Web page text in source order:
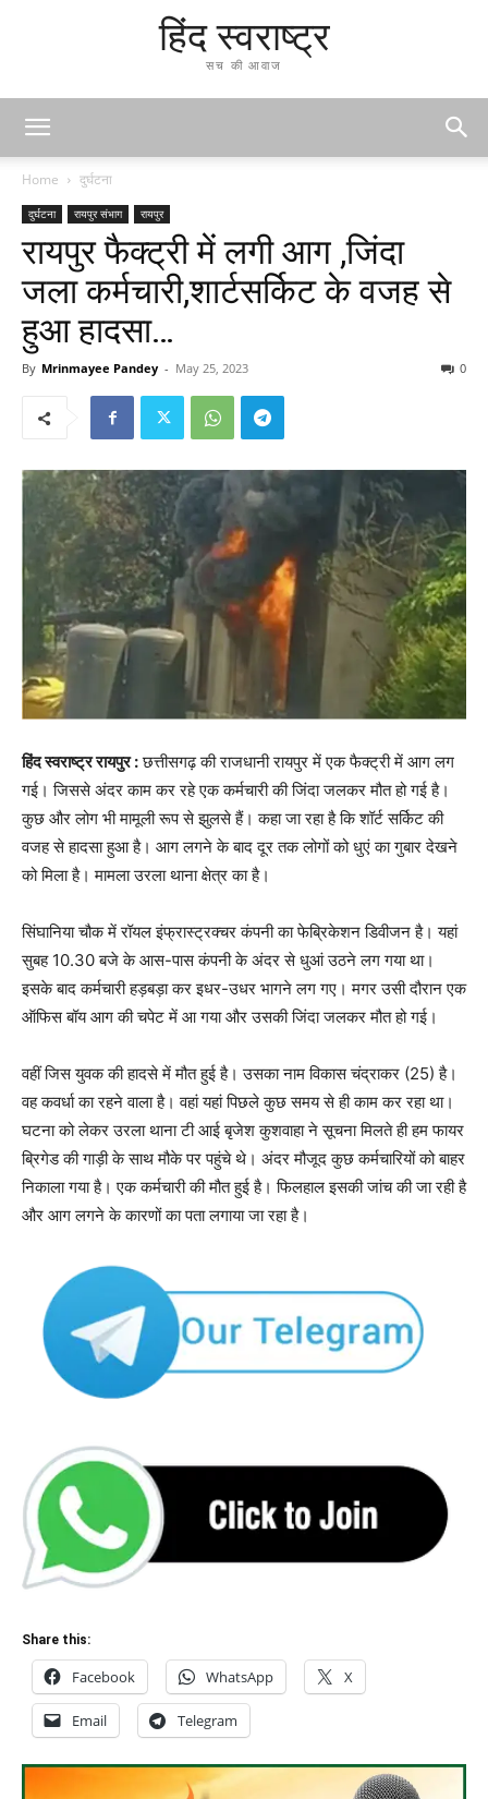
हिंद स्वराष्ट्र
सच की आवाज
Home दुर्घटना
दुर्घटना रायपुर संभाग रायपुर
रायपुर फैक्ट्री में लगी आग ,जिंदा
जला कर्मचारी,शार्टसर्किट के वजह से
हुआ हादसा…
By Mrinmayee Pandey - May 25, 2023 0
हिंद स्वराष्ट्र रायपुर :छत्तीसगढ़ की राजधानी रायपुर में एक फैक्ट्री में आग लग
गई। जिससे अंदर काम कर रहे एक कर्मचारी की जिंदा जलकर मौत हो गई है।
कुछ और लोग भी मामूली रूप से झुलसे हैं। कहा जा रहा है कि शॉर्ट सर्किट की
वजह से हादसा हुआ है। आग लगने के बाद दूर तक लोगों को धुएं का गुबार देखने
को मिला है। मामला उरला थाना क्षेत्र का है।
सिंघानिया चौक में रॉयल इंफ्रास्ट्रक्चर कंपनी का फेब्रिकेशन डिवीजन है। यहां
सुबह 10.30 बजे के आस-पास कंपनी के अंदर से धुआं उठने लग गया था।
इसके बाद कर्मचारी हड़बड़ा कर इधर-उधर भागने लग गए। मगर उसी दौरान एक
ऑफिस बॉय आग की चपेट में आ गया और उसकी जिंदा जलकर मौत हो गई।
वहीं जिस युवक की हादसे में मौत हुई है। उसका नाम विकास चंद्राकर (25) है।
वह कवर्धा का रहने वाला है। वहां यहां पिछले कुछ समय से ही काम कर रहा था।
घटना को लेकर उरला थाना टी आई बृजेश कुशवाहा ने सूचना मिलते ही हम फायर
ब्रिगेड की गाड़ी के साथ मौके पर पहुंचे थे। अंदर मौजूद कुछ कर्मचारियों को बाहर
निकाला गया है। एक कर्मचारी की मौत हुई है। फिलहाल इसकी जांच की जा रही है
और आग लगने के कारणों का पता लगाया जा रहा है।
Share this:
Facebook WhatsApp X
Email Telegram